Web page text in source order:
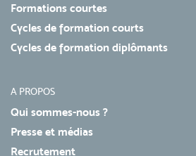
Formations courtes
Cycles de formation courts
Cycles de formation diplômants
A PROPOS
Qui sommes-nous ?
Presse et médias
Recrutement